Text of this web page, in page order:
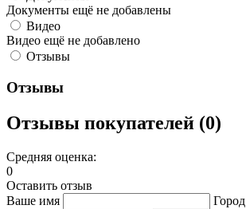
Документы ещё не добавлены
Видео
Видео ещё не добавлено
Отзывы
Отзывы
Отзывы покупателей (0)
Средняя оценка:
0
Оставить отзыв
Ваше имя
Город